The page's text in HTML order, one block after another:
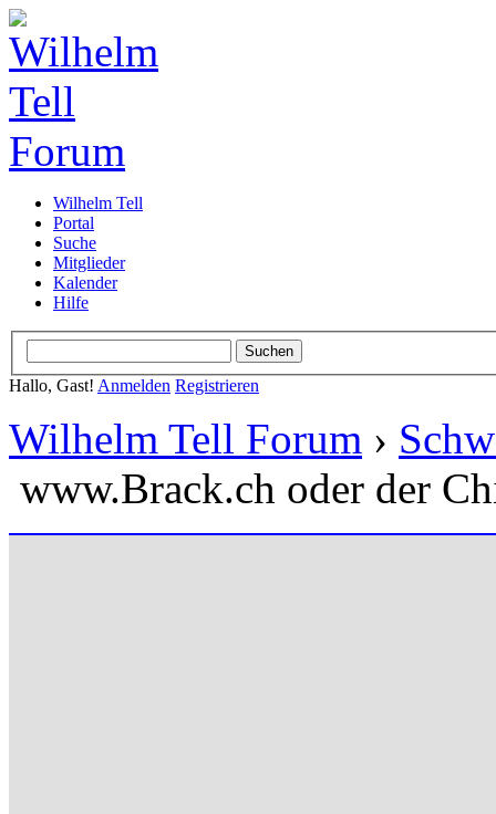
Wilhelm Tell
Portal
Suche
Mitglieder
Kalender
Hilfe
Hallo, Gast! Anmelden Registrieren
Wilhelm Tell Forum ›
www.Brack.ch oder der